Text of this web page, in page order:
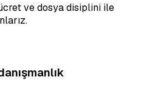
ve dosya disiplini ile